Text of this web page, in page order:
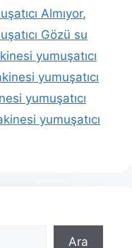
Almıyor,
Gözü su
yumuşatıcı
yumuşatıcı
yumuşatıcı
yumuşatıcı
Ara